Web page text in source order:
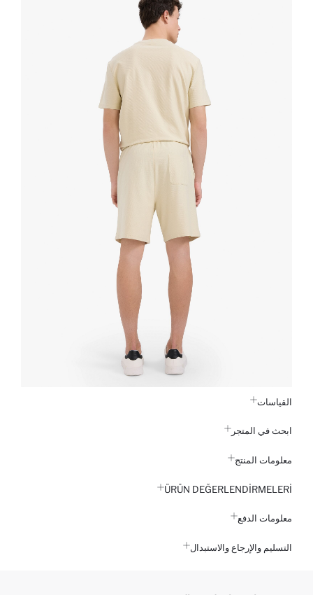
القياسات
ابحث في المتجر
معلومات المنتج
ÜRÜN DEĞERLENDİRMELERİ
معلومات الدفع
التسليم والإرجاع والاستبدال